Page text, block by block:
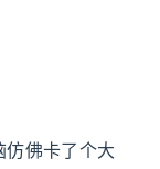
佛卡了个大